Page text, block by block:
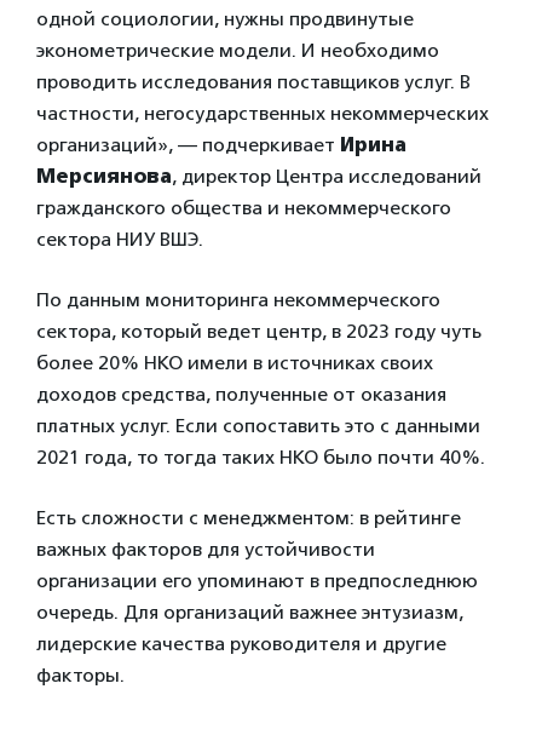
одной социологии, нужны продвинутые
эконометрические модели. И необходимо
проводить исследования поставщиков услуг. В
частности, негосударственных некоммерческих
организаций», — подчеркивает Ирина
Мерсиянова, директор Центра исследований
гражданского общества и некоммерческого
сектора НИУ ВШЭ.
По данным мониторинга некоммерческого
сектора, который ведет центр, в 2023 году чуть
более 20% НКО имели в источниках своих
доходов средства, полученные от оказания
платных услуг. Если сопоставить это с данными
2021 года, то тогда таких НКО было почти 40%.
Есть сложности с менеджментом: в рейтинге
важных факторов для устойчивости
организации его упоминают в предпоследнюю
очередь. Для организаций важнее энтузиазм,
лидерские качества руководителя и другие
факторы.